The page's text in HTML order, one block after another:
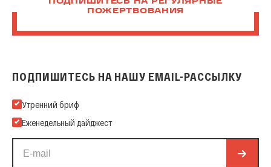
ПОДПИШИТЕСЬ НА РЕГУЛЯРНЫЕ
ПОЖЕРТВОВАНИЯ
ПОДПИШИТЕСЬ НА НАШУ EMAIL-РАССЫЛКУ
Подпишитесь на нашу Email-рассылку
Утренний бриф
Еженедельный дайджест